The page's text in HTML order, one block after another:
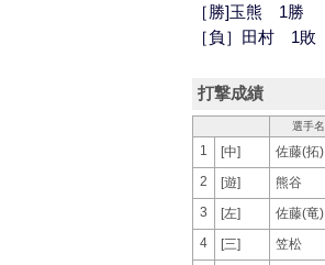
［勝]玉熊 1勝
［負］田村 1敗
打撃成績
選手名
1 [中] 佐藤(拓)
2
[遊] 熊谷
3
[左] 佐藤(竜)
4
[三] 笠松